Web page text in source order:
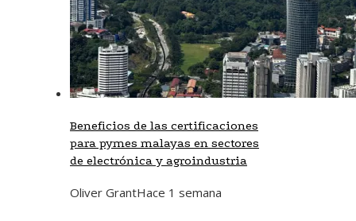
Beneficios de las certificaciones
para pymes malayas en sectores
de electrónica y agroindustria
Oliver GrantHace 1 semana